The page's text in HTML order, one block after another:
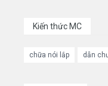
Kiến thức MC
chữa nói lắp dẫn